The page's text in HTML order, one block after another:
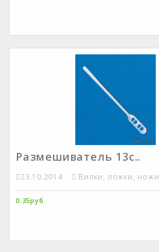
Размешиватель 13с..
23.10.2014 Вилки, ложки, ножи
0.35руб.